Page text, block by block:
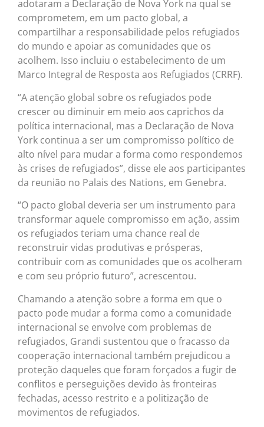
adotaram a Declaração de Nova York na qual se
comprometem, em um pacto global, a
compartilhar a responsabilidade pelos refugiados
do mundo e apoiar as comunidades que os
acolhem. Isso incluiu o estabelecimento de um
Marco Integral de Resposta aos Refugiados (CRRF).
“A atenção global sobre os refugiados pode
crescer ou diminuir em meio aos caprichos da
política internacional, mas a Declaração de Nova
York continua a ser um compromisso político de
alto nível para mudar a forma como respondemos
às crises de refugiados”, disse ele aos participantes
da reunião no Palais des Nations, em Genebra.
“O pacto global deveria ser um instrumento para
transformar aquele compromisso em ação, assim
os refugiados teriam uma chance real de
reconstruir vidas produtivas e prósperas,
contribuir com as comunidades que os acolheram
e com seu próprio futuro”, acrescentou.
Chamando a atenção sobre a forma em que o
pacto pode mudar a forma como a comunidade
internacional se envolve com problemas de
refugiados, Grandi sustentou que o fracasso da
cooperação internacional também prejudicou a
proteção daqueles que foram forçados a fugir de
conflitos e perseguições devido às fronteiras
fechadas, acesso restrito e a politização de
movimentos de refugiados.